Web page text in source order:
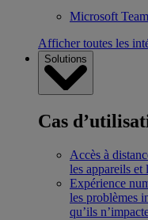
Microsoft
Afficher toutes les
Solutions
Cas
Accès à
les appareils et
Expérience
les problèmes
qu’ils